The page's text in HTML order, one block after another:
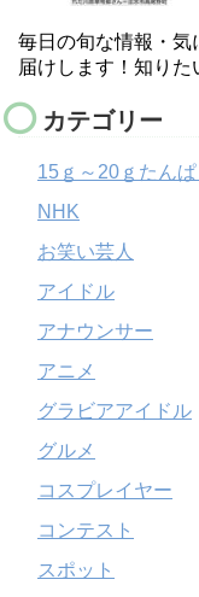
毎日の旬な情報・気
届けします！知りた
カテゴリー
15ｇ～20ｇたん
NHK
お笑い芸人
アイドル
アナウンサー
アニメ
グラビアアイドル
グルメ
コスプレイヤー
コンテスト
スポット